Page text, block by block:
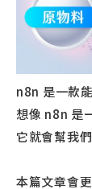
n8n 是一款
想像 n8n 是
它就會幫我
本篇文章會